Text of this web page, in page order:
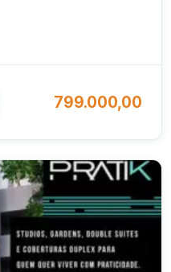
799.000,00